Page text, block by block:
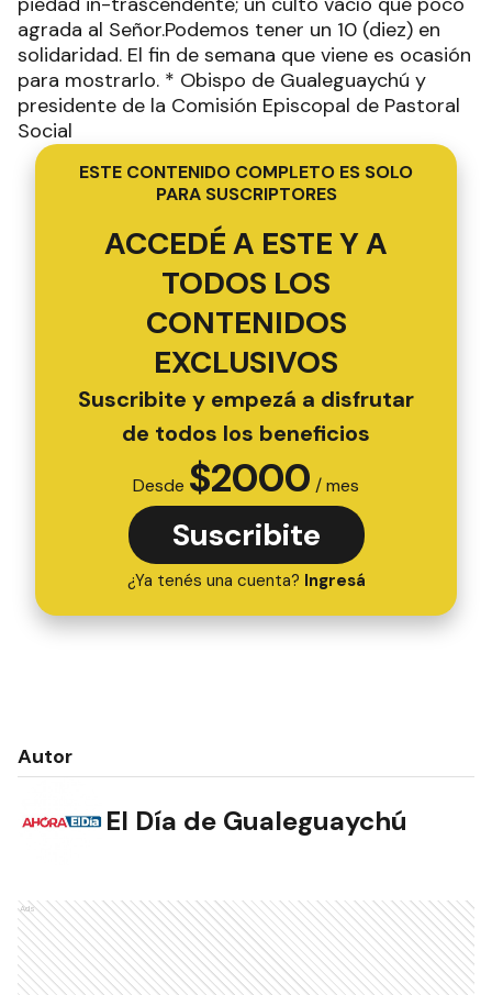
agrada al Señor.Podemos tener un 10 (diez) en
solidaridad. El fin de semana que viene es ocasión
para mostrarlo. * Obispo de Gualeguaychú y
presidente de la Comisión Episcopal de Pastoral
Social
ESTE CONTENIDO COMPLETO ES SOLO
PARA SUSCRIPTORES
ACCEDÉ A ESTE Y A
TODOS LOS
CONTENIDOS
EXCLUSIVOS
Suscribite y empezá a disfrutar
de todos los beneficios
Desde $2000 / mes
Suscribite
¿Ya tenés una cuenta? Ingresá
Autor
El Día de Gualeguaychú
Ads